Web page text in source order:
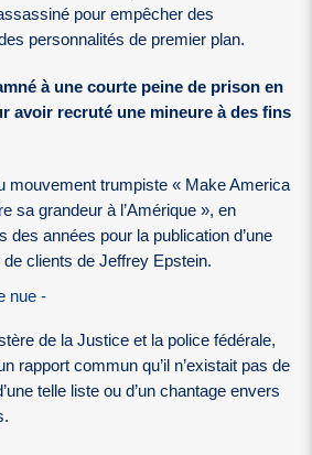
pour empêcher des
personnalités de premier plan.
à une courte peine de prison en
avoir recruté une mineure à des fins
mouvement trumpiste « Make America
sa grandeur à l’Amérique », en
des années pour la publication d’une
clients de Jeffrey Epstein.
nue -
de la Justice et la police fédérale,
rapport commun qu’il n’existait pas de
telle liste ou d’un chantage envers